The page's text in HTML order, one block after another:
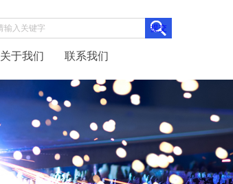
关于我们 联系我们